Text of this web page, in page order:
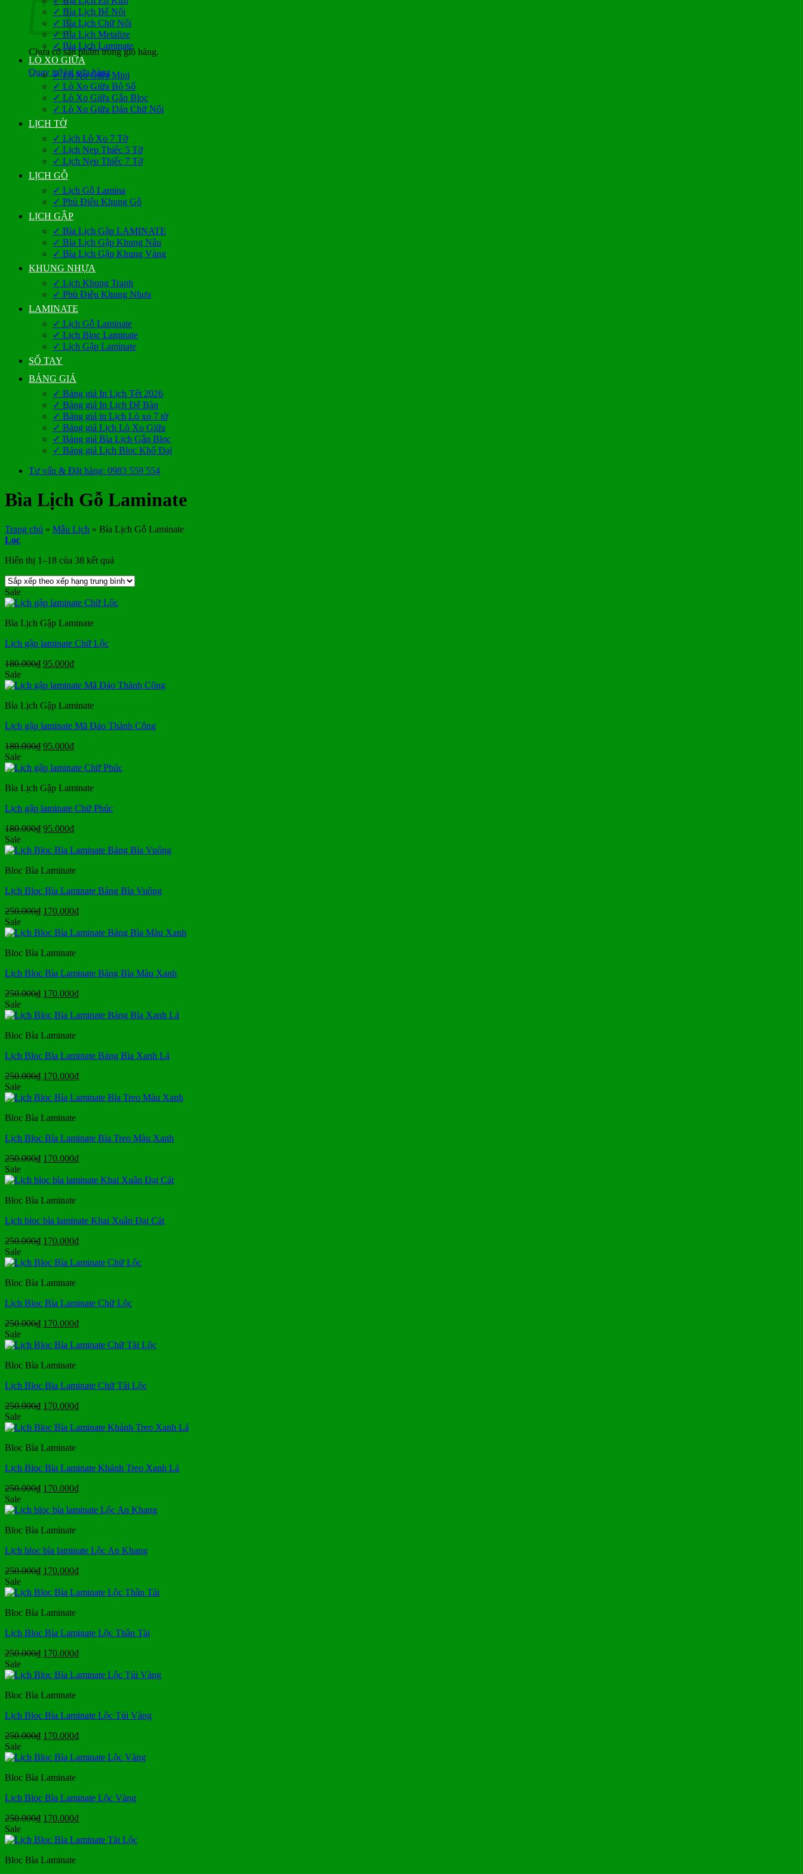
Chưa có sản phẩm trong giỏ hàng.
Quay trở lại cửa hàng
✓ Bìa Lịch Bế Nổi
✓ Bìa Lịch Chữ Nổi
✓ Bìa Lịch Metalize
✓ Bìa Lịch Laminate
LÒ XO GIỮA
✓ Lò Xo Giữa Mini
✓ Lò Xo Giữa Bộ Số
✓ Lò Xo Giữa Gắn Bloc
✓ Lò Xo Giữa Dán Chữ Nổi
LỊCH TỜ
✓ Lịch Lò Xo 7 Tờ
✓ Lịch Nẹp Thiếc 5 Tờ
✓ Lịch Nẹp Thiếc 7 Tờ
LỊCH GỖ
✓ Lịch Gỗ Lamina
✓ Phù Điêu Khung Gỗ
LỊCH GẬP
✓ Bìa Lịch Gập LAMINATE
✓ Bìa Lịch Gập Khung Nâu
✓ Bìa Lịch Gập Khung Vàng
KHUNG NHỰA
✓ Lịch Khung Tranh
✓ Phù Điêu Khung Nhựa
LAMINATE
✓ Lịch Gỗ Laminate
✓ Lịch Bloc Laminate
✓ Lịch Gập Laminate
SỔ TAY
BẢNG GIÁ
✓ Bảng giá In Lịch Tết 2026
✓ Bảng giá In Lịch Để Bàn
✓ Bảng giá in Lịch Lò xo 7 tờ
✓ Bảng giá Lịch Lò Xo Giữa
✓ Bảng giá Bìa Lịch Gắn Bloc
✓ Bảng giá Lịch Bloc Khổ Đại
Tư vấn & Đặt hàng: 0983 559 554
Bìa Lịch Gỗ Laminate
Trang chủ » Mẫu Lịch » Bìa Lịch Gỗ Laminate
Lọc
Hiển thị 1–18 của 38 kết quả
xếp
xếp
Sale
Bìa Lịch Gập Laminate
Lịch gập laminate Chữ Lộc
180.000₫ Giá
là:
95.000₫Giá
tại
95.000₫.
Sale
Bìa Lịch Gập Laminate
Lịch gập laminate Mã Đáo Thành Công
180.000₫ Giá
là:
95.000₫Giá
tại
95.000₫.
Sale
Bìa Lịch Gập Laminate
Lịch gập laminate Chữ Phúc
180.000₫ Giá
là:
95.000₫Giá
tại
95.000₫.
Sale
Bloc Bìa Laminate
Lịch Bloc Bìa Laminate Bảng Bìa Vuông
250.000₫ Giá
là:
170.000₫Giá
tại
Sale
Bloc Bìa Laminate
Lịch Bloc Bìa Laminate Bảng Bìa Màu Xanh
250.000₫ Giá
là:
170.000₫Giá
tại
Sale
Bloc Bìa Laminate
Lịch Bloc Bìa Laminate Bảng Bìa Xanh Lá
250.000₫ Giá
là:
170.000₫Giá
tại
Sale
Bloc Bìa Laminate
Lịch Bloc Bìa Laminate Bìa Treo Màu Xanh
250.000₫ Giá
là:
170.000₫Giá
tại
Sale
Bloc Bìa Laminate
Lịch bloc bìa laminate Khai Xuân Đại Cát
250.000₫ Giá
là:
170.000₫Giá
tại
Sale
Bloc Bìa Laminate
Lịch Bloc Bìa Laminate Chữ Lộc
250.000₫ Giá
là:
170.000₫Giá
tại
Sale
Bloc Bìa Laminate
Lịch Bloc Bìa Laminate Chữ Tài Lộc
250.000₫ Giá
là:
170.000₫Giá
tại
Sale
Bloc Bìa Laminate
Lịch Bloc Bìa Laminate Khánh Treo Xanh Lá
250.000₫ Giá
là:
170.000₫Giá
tại
Sale
Bloc Bìa Laminate
Lịch bloc bìa laminate Lộc An Khang
250.000₫ Giá
là:
170.000₫Giá
tại
Sale
Bloc Bìa Laminate
Lịch Bloc Bìa Laminate Lộc Thần Tài
250.000₫ Giá
là:
170.000₫Giá
tại
Sale
Bloc Bìa Laminate
Lịch Bloc Bìa Laminate Lộc Túi Vàng
250.000₫ Giá
là:
170.000₫Giá
tại
Sale
Bloc Bìa Laminate
Lịch Bloc Bìa Laminate Lộc Vàng
250.000₫ Giá
là:
170.000₫Giá
tại
Sale
Bloc Bìa Laminate